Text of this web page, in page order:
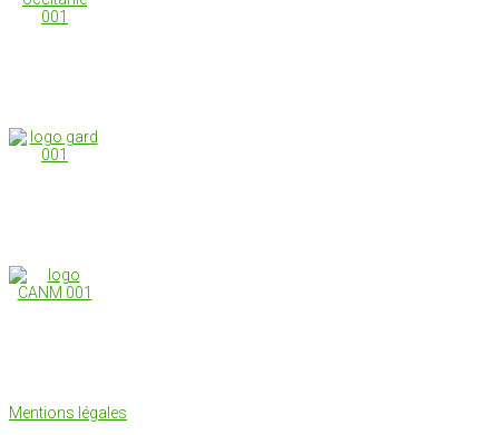
Mentions légales